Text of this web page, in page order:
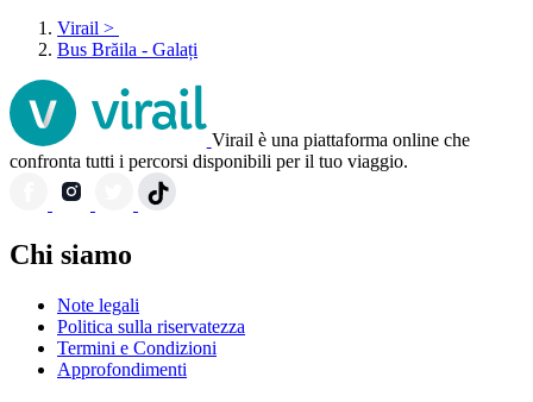
Virail >
Bus Brăila - Galați
Virail è una piattaforma online che
confronta tutti i percorsi disponibili per il tuo viaggio.
Chi siamo
Note legali
Politica sulla riservatezza
Termini e Condizioni
Approfondimenti